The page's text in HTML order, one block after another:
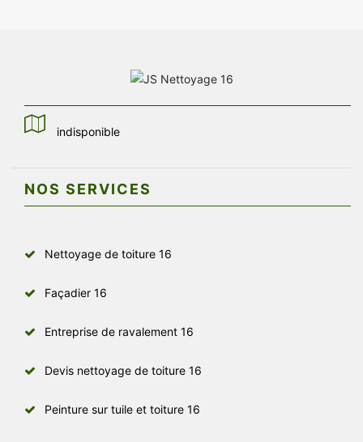
indisponible
NOS SERVICES
Nettoyage de toiture 16
Façadier 16
Entreprise de ravalement 16
Devis nettoyage de toiture 16
Peinture sur tuile et toiture 16